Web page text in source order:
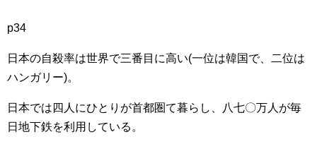
p34
日本の自殺率は世界で三番目に高い(一位は韓国で、二位は
ハンガリー)。
日本では四人にひとりが首都圏て暮らし、八七〇万人が毎
日地下鉄を利用している。